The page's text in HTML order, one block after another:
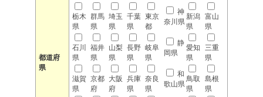
都道府
県
栃木
県
群馬
県
埼玉
県
千葉
県
東京
都
神
奈川県
新潟
県
富山
県
石川
県
福井
県
山梨
県
長野
県
岐阜
県
静
岡県
愛知
県
三重
県
滋賀
県
京都
府
大阪
府
兵庫
県
奈良
県
和
歌山県
鳥取
県
島根
県